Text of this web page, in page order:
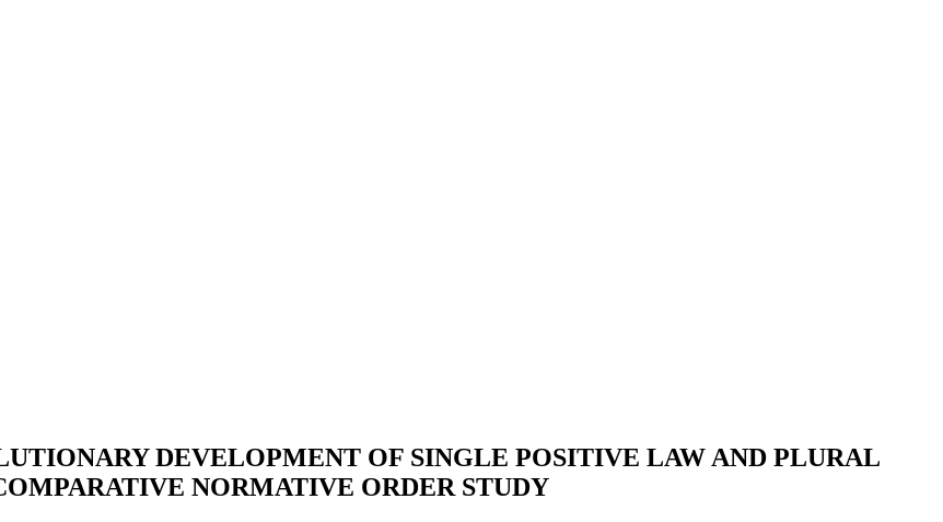
DEVELOPMENT OF SINGLE POSITIVE LAW AND PLURAL
NORMATIVE ORDER STUDY